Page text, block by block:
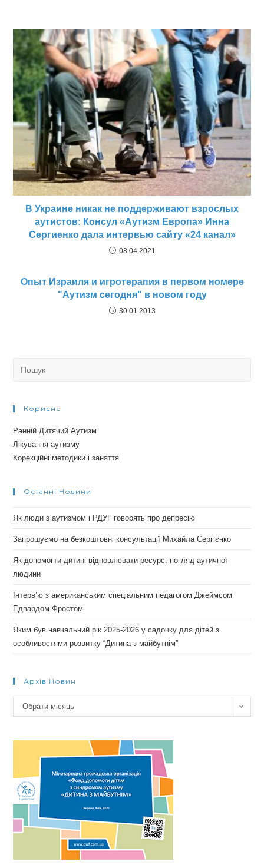
В Украине никак не поддерживают взрослых
аутистов: Консул «Аутизм Европа» Инна
Сергиенко дала интервью сайту «24 канал»
08.04.2021
Опыт Израиля и игротерапия в первом номере
"Аутизм сегодня" в новом году
30.01.2013
Корисне
Ранній Дитячий Аутизм
Лікування аутизму
Корекційні методики і заняття
Останні Новини
Як люди з аутизмом і РДУГ говорять про депресію
Запрошуємо на безкоштовні консультації Михайла Сергієнко
Як допомогти дитині відновлювати ресурс: погляд аутичної
людини
Інтерв’ю з американським спеціальним педагогом Джеймсом
Едвардом Фростом
Яким був навчальний рік 2025-2026 у садочку для дітей з
особливостями розвитку “Дитина з майбутнім”
Архів Новин
Архів
новин
Обрати місяць